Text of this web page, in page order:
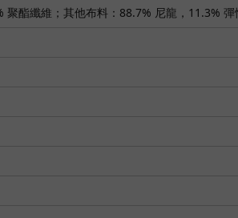
聚酯纖維；其他布料：88.7% 尼龍，11.3% 彈